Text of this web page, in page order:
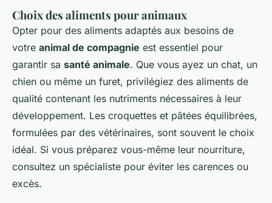
Choix des aliments pour animaux
Opter pour des aliments adaptés aux besoins de
votre animal de compagnie est essentiel pour
garantir sa santé animale. Que vous ayez un chat, un
chien ou même un furet, privilégiez des aliments de
qualité contenant les nutriments nécessaires à leur
développement. Les croquettes et pâtées équilibrées,
formulées par des vétérinaires, sont souvent le choix
idéal. Si vous préparez vous-même leur nourriture,
consultez un spécialiste pour éviter les carences ou
excès.